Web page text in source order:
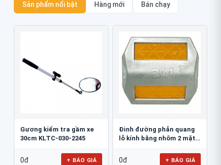
Sản phẩm nổi bật Hàng mới Bán chạy
Gương kiểm tra gầm xe
30cm KLTC-030-2245
0đ + BÁO GIÁ
Đinh đường phản quang
lỗ kính bằng nhôm 2 mặt
0đ + BÁO GIÁ